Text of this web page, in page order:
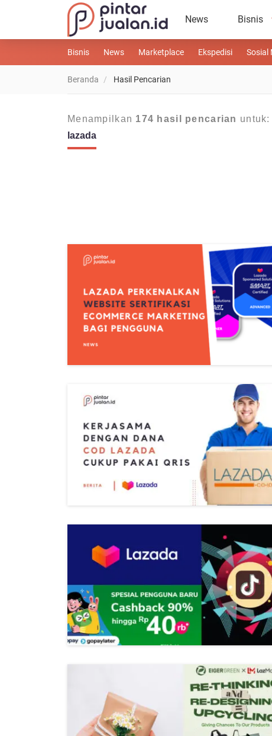
News Bisnis
Bisnis News Marketplace Ekspedisi Sosial
Beranda Hasil Pencarian
Menampilkan 174 hasil pencarian untuk:
lazada